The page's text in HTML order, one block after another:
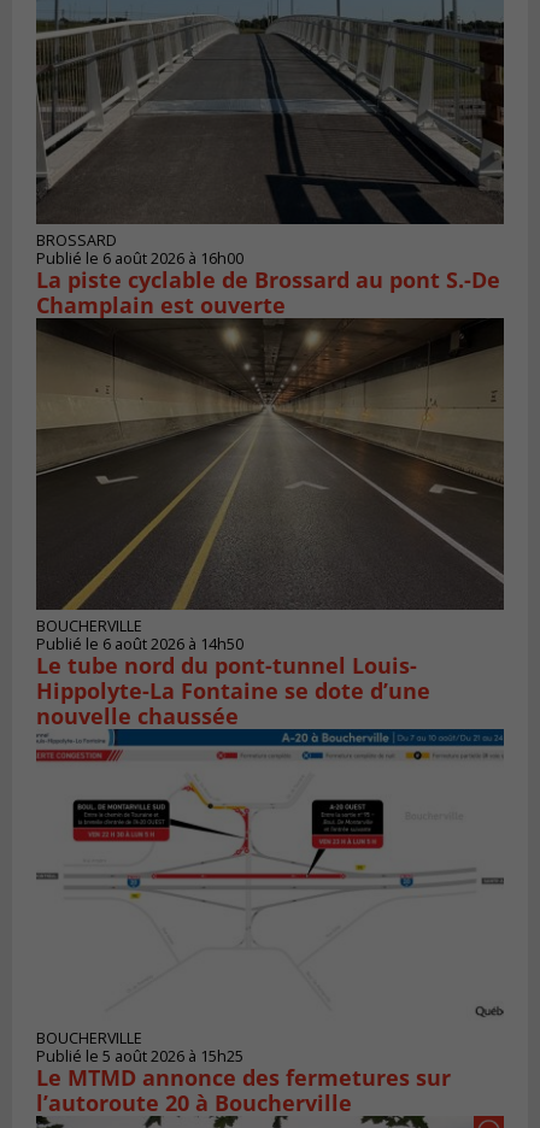
BROSSARD
Publié le 6 août 2026 à 16h00
La piste cyclable de Brossard au pont S.-De
Champlain est ouverte
BOUCHERVILLE
Publié le 6 août 2026 à 14h50
Le tube nord du pont-tunnel Louis-
Hippolyte-La Fontaine se dote d’une
nouvelle chaussée
BOUCHERVILLE
Publié le 5 août 2026 à 15h25
Le MTMD annonce des fermetures sur
l’autoroute 20 à Boucherville